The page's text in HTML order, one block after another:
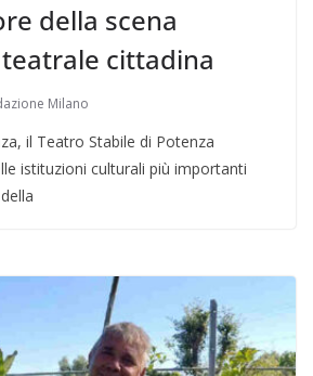
della scena
cittadina
Milano
il Teatro Stabile di Potenza
istituzioni culturali più importanti